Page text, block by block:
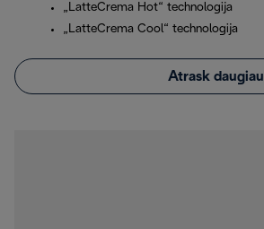
„LatteCrema Hot“ technologija
„LatteCrema Cool“ technologija
Atrask daugiau